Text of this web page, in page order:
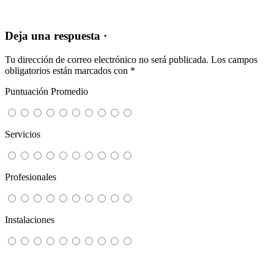
Deja una respuesta ·
Tu dirección de correo electrónico no será publicada. Los campos
obligatorios están marcados con *
Puntuación Promedio
Servicios
Profesionales
Instalaciones